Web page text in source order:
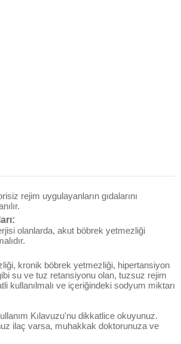
rejim uygulayanların gıdalarını
olanlarda, akut böbrek yetmezliği
kronik böbrek yetmezliği, hipertansiyon
su ve tuz retansiyonu olan, tuzsuz rejim
kullanılmalı ve içeriğindeki sodyum miktarı
Kılavuzu'nu dikkatlice okuyunuz.
ilaç varsa, muhakkak doktorunuza ve